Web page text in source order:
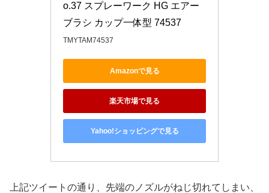
o.37 スプレーワーク HG エアー
ブラシ カップ一体型 74537
TMYTAM74537
Amazonで見る
楽天市場で見る
Yahoo!ショッピングで見る
上記ツイートの通り、先端のノズルがねじ切れてしまい、